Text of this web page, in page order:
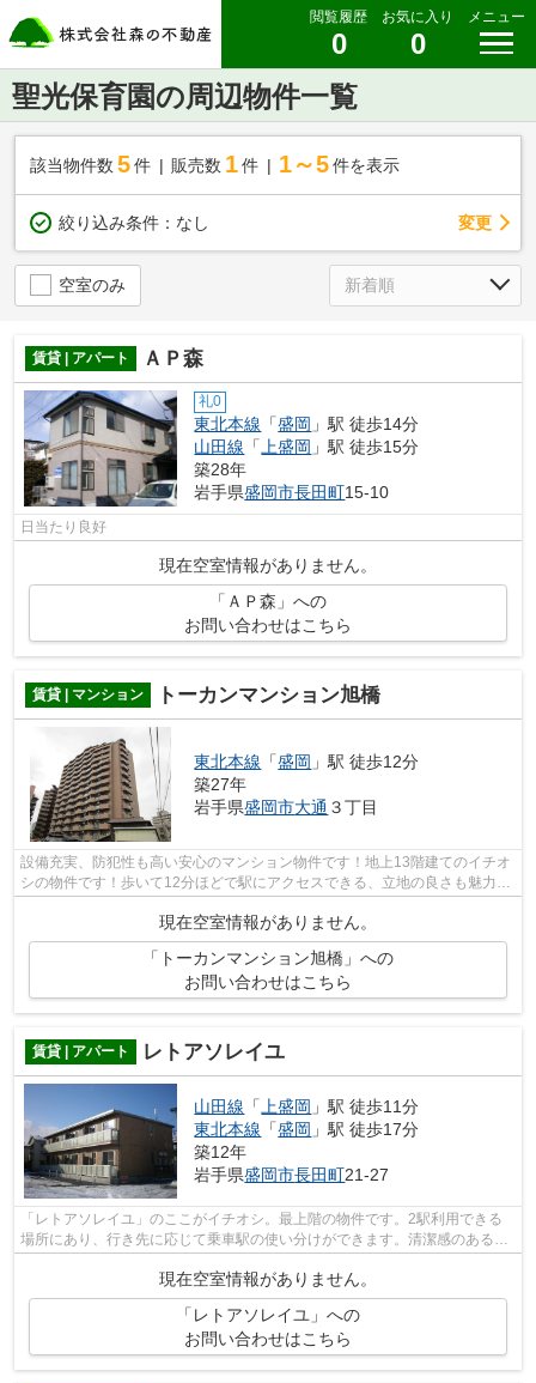
閲覧履歴
0
お気に入り
0
メニュー
聖光保育園の周辺物件一覧
該当物件数 5件 販売数 1 件 1～5 件を表示
絞り込み条件： なし 変更
空室のみ
賃貸 | アパート ＡＰ森
礼0
東北本線 「盛岡 」駅 徒歩14分
山田線 「上盛岡 」駅 徒歩15分
築28年
岩手県盛岡市長田町15-10
日当たり良好
現在空室情報がありません。
「ＡＰ森」への
お問い合わせはこちら
賃貸 | マンション トーカンマンション旭橋
東北本線 「盛岡 」駅 徒歩12分
築27年
岩手県盛岡市大通 ３丁目
設備充実、防犯性も高い安心のマンション物件です！地上13階建てのイチオ
シの物件です！歩いて12分ほどで駅にアクセスできる、立地の良さも魅力の
現在空室情報がありません。
「トーカンマンション旭橋」への
お問い合わせはこちら
賃貸 | アパート レトアソレイユ
山田線 「 上盛岡 」駅 徒歩11分
東北本線 「盛岡 」駅 徒歩17分
築12年
岩手県盛岡市長田町21-27
「レトアソレイユ」のここがイチオシ。最上階の物件です。2駅利用できる
場所にあり、行き先に応じて乗車駅の使い分けができます。清潔感のある室
現在空室情報がありません。
「レトアソレイユ」への
お問い合わせはこちら